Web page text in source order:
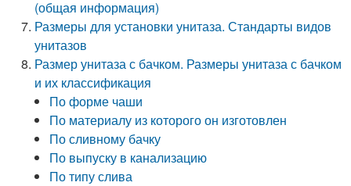
(общая информация)
Размеры для установки унитаза. Стандарты видов
унитазов
Размер унитаза с бачком. Размеры унитаза с бачком
и их классификация
По форме чаши
По материалу из которого он изготовлен
По сливному бачку
По выпуску в канализацию
По типу слива